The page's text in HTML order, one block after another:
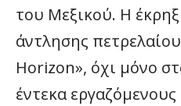
του Μεξικού. Η
άντλησης
Horizon», όχι μόνο
έντεκα